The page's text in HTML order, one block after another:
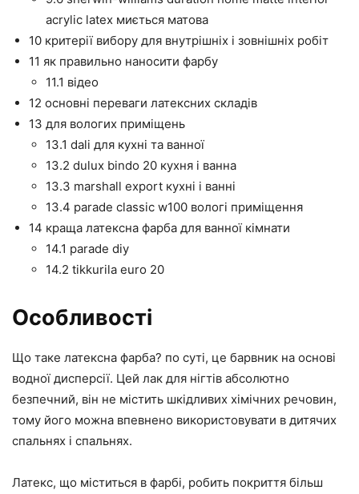
acrylic latex миється матова
10 критерії вибору для внутрішніх і зовнішніх робіт
11 як правильно наносити фарбу
11.1 відео
12 основні переваги латексних складів
13 для вологих приміщень
13.1 dali для кухні та ванної
13.2 dulux bindo 20 кухня і ванна
13.3 marshall export кухні і ванні
13.4 parade classic w100 вологі приміщення
14 краща латексна фарба для ванної кімнати
14.1 parade diy
14.2 tikkurila euro 20
Особливості
Що таке латексна фарба? по суті, це барвник на основі
водної дисперсії. Цей лак для нігтів абсолютно
безпечний, він не містить шкідливих хімічних речовин,
тому його можна впевнено використовувати в дитячих
спальнях і спальнях.
Латекс, що міститься в фарбі, робить покриття більш